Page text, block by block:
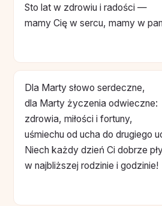
Sto lat w zdrowiu i radości —
mamy Cię w sercu, mamy w
Dla Marty słowo serdeczne,
dla Marty życzenia odwieczne:
zdrowia, miłości i fortuny,
uśmiechu od ucha do drugiego
Niech każdy dzień Ci dobrze
w najbliższej rodzinie i godzinie!